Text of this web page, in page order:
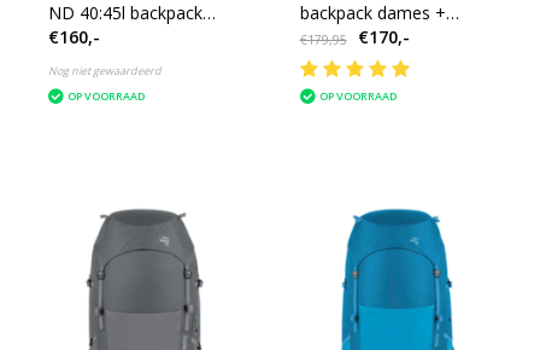
ND 40:45l backpack
dames - black
€160,-
Nog niet gewaardeerd
OP VOORRAAD
backpack dames +
daypack travelpack
€179,95 €170,-
OP VOORRAAD